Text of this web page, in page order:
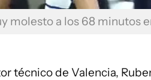
molesto a los 68 minutos
técnico de Valencia,